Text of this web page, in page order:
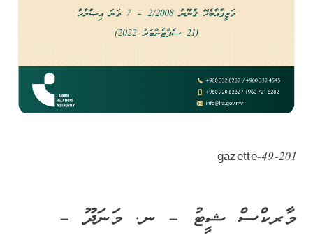
gazette-49-201
މާރކްސް ޝީޓު – ނ. މަނަދޫ –